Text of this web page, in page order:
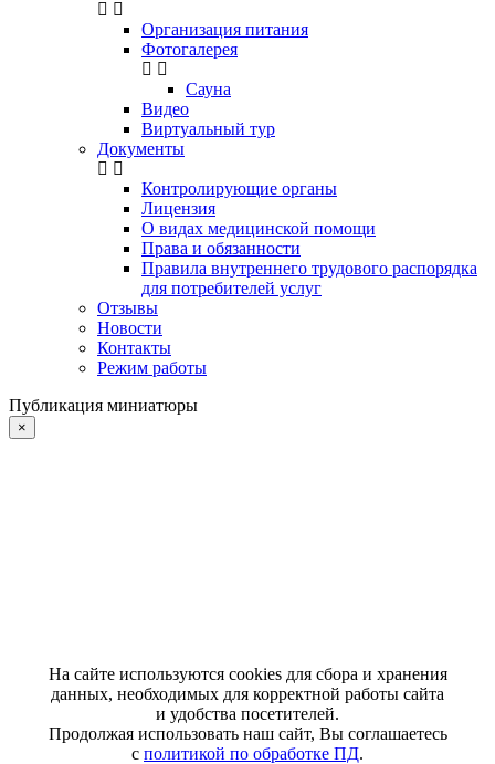
Организация питания
Фотогалерея
Сауна
Видео
Виртуальный тур
Документы
Контролирующие органы
Лицензия
О видах медицинской помощи
Права и обязанности
Правила внутреннего трудового распорядка
для потребителей услуг
Отзывы
Новости
Контакты
Режим работы
Публикация миниатюры
×
На сайте используются cookies для сбора и хранения
данных, необходимых для корректной работы сайта
и удобства посетителей.
Продолжая использовать наш сайт, Вы соглашаетесь
с политикой по обработке ПД.